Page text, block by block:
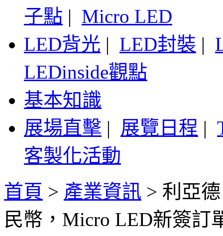
子點 | Micro LED
LED背光 | LED封裝 |
LEDinside觀點
基本知識
展場直擊 | 展覽日程 |
客製化活動
首頁 > 產業資訊 > 利亞
民幣，Micro LED新簽訂